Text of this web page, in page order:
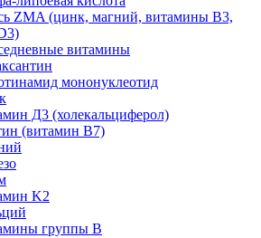
ZMA (цинк, магний, витамины B3,
витамины
мононуклеотид
Д3 (холекальциферол)
(витамин B7)
K2
группы B